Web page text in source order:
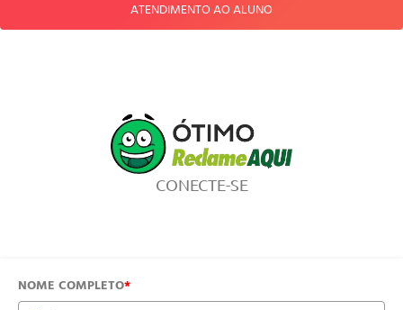
ATENDIMENTO AO ALUNO
CONECTE-SE
NOME COMPLETO*